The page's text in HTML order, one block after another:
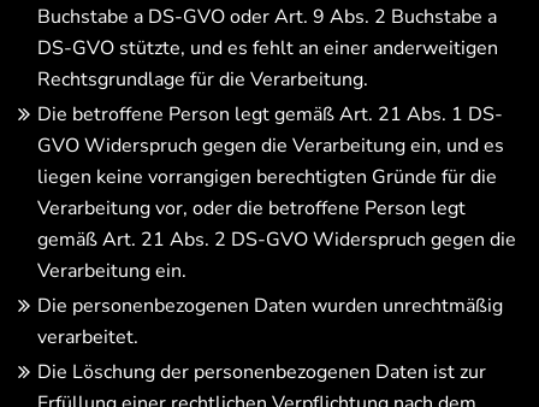
Buchstabe a DS-GVO oder Art. 9 Abs. 2 Buchstabe a
DS-GVO stützte, und es fehlt an einer anderweitigen
Rechtsgrundlage für die Verarbeitung.
Die betroffene Person legt gemäß Art. 21 Abs. 1 DS-
GVO Widerspruch gegen die Verarbeitung ein, und es
liegen keine vorrangigen berechtigten Gründe für die
Verarbeitung vor, oder die betroffene Person legt
gemäß Art. 21 Abs. 2 DS-GVO Widerspruch gegen die
Verarbeitung ein.
Die personenbezogenen Daten wurden unrechtmäßig
verarbeitet.
Die Löschung der personenbezogenen Daten ist zur